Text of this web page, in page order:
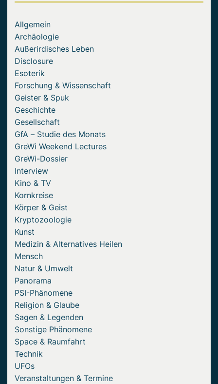
Allgemein
Archäologie
Außerirdisches Leben
Disclosure
Esoterik
Forschung & Wissenschaft
Geister & Spuk
Geschichte
Gesellschaft
GfA – Studie des Monats
GreWi Weekend Lectures
GreWi-Dossier
Interview
Kino & TV
Kornkreise
Körper & Geist
Kryptozoologie
Kunst
Medizin & Alternatives Heilen
Mensch
Natur & Umwelt
Panorama
PSI-Phänomene
Religion & Glaube
Sagen & Legenden
Sonstige Phänomene
Space & Raumfahrt
Technik
UFOs
Veranstaltungen & Termine